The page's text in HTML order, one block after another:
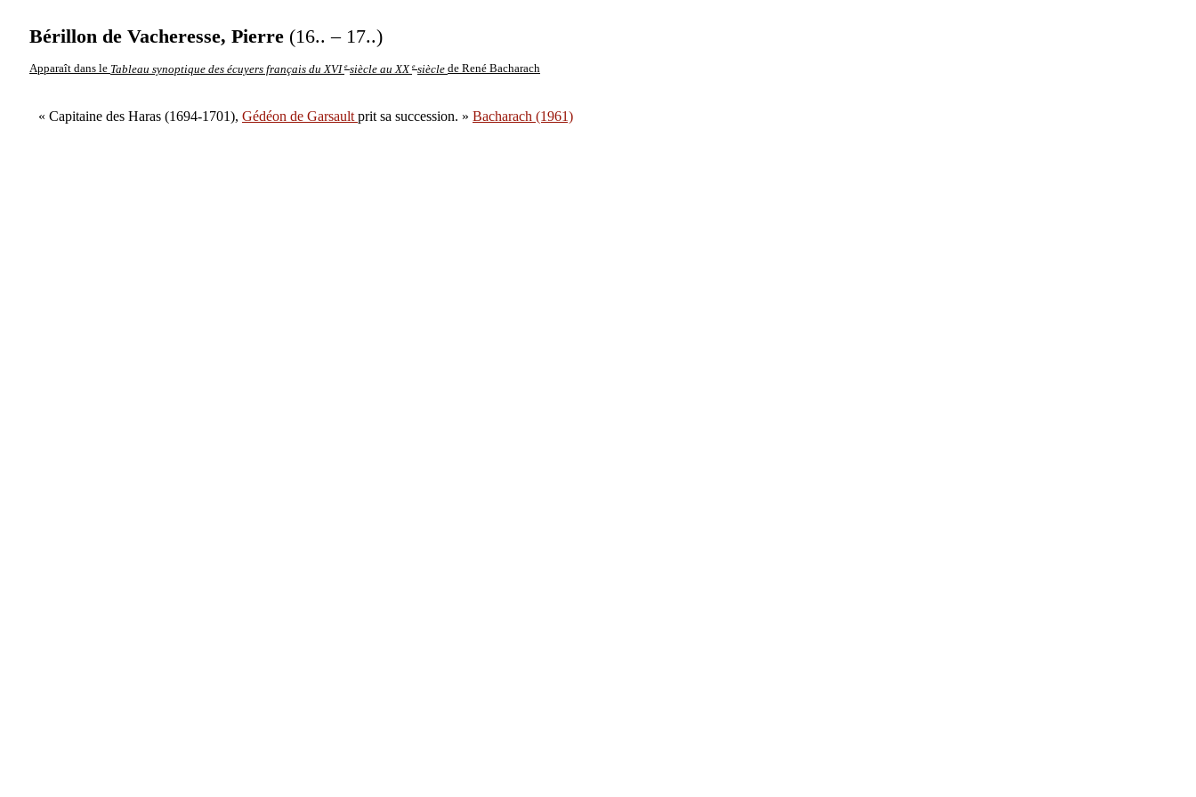
Bérillon de Vacheresse, Pierre (16.. – 17..)
Apparaît dans le Tableau synoptique des écuyers français du XVI e siècle au XX e siècle de René Bacharach
« Capitaine des Haras (1694-1701), Gédéon de Garsault prit sa succession. » Bacharach (1961)